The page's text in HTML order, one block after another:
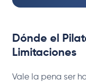
Dónde el
Limitaciones
Vale la pena ser